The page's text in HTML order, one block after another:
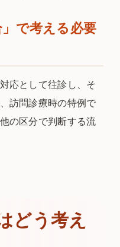
で考える必要
応として往診し、そ
訪問診療時の特例で
の区分で判断する流
どう考え